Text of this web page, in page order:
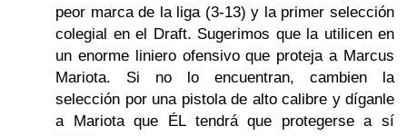
peor marca de la liga (3-13) y la primer selección
colegial en el Draft. Sugerimos que la utilicen en
un enorme liniero ofensivo que proteja a Marcus
Mariota. Si no lo encuentran, cambien la
selección por una pistola de alto calibre y díganle
a Mariota que ÉL tendrá que protegerse a sí